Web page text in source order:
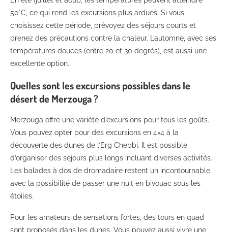
50°C, ce qui rend les excursions plus ardues. Si vous
choisissez cette période, prévoyez des séjours courts et
prenez des précautions contre la chaleur. L’automne, avec ses
températures douces (entre 20 et 30 degrés), est aussi une
excellente option.
Quelles sont les excursions possibles dans le
désert de Merzouga ?
Merzouga offre une variété d’excursions pour tous les goûts.
Vous pouvez opter pour des excursions en 4×4 à la
découverte des dunes de l’Erg Chebbi. Il est possible
d’organiser des séjours plus longs incluant diverses activités.
Les balades à dos de dromadaire restent un incontournable
avec la possibilité de passer une nuit en bivouac sous les
étoiles.
Pour les amateurs de sensations fortes, des tours en quad
sont proposés dans les dunes. Vous pouvez aussi vivre une